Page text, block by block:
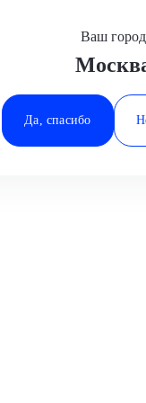
Ваш город
Да, спасибо
коробки Hyundai